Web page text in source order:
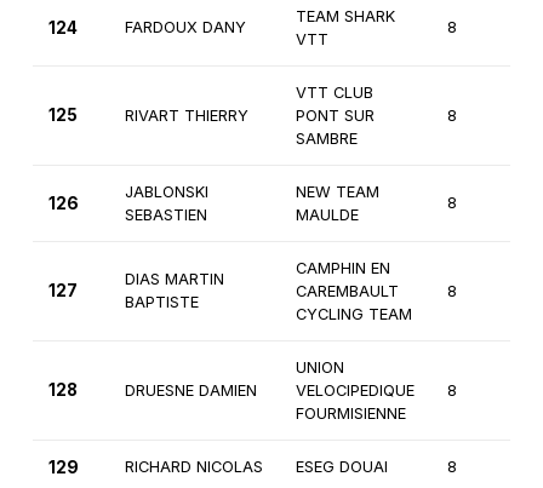
124 FARDOUX DANY
TEAM SHARK
VTT
8
125 RIVART THIERRY
VTT CLUB
PONT SUR
SAMBRE
8
126
JABLONSKI
SEBASTIEN
NEW TEAM
MAULDE
8
127
DIAS MARTIN
BAPTISTE
CAMPHIN EN
CAREMBAULT
CYCLING TEAM
8
128 DRUESNE DAMIEN
UNION
VELOCIPEDIQUE
FOURMISIENNE
8
129 RICHARD NICOLAS ESEG DOUAI 8